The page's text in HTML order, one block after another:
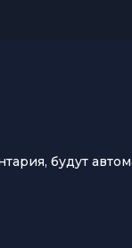
будут